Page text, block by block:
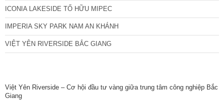
ICONIA LAKESIDE TỐ HỮU MIPEC
IMPERIA SKY PARK NAM AN KHÁNH
VIỆT YÊN RIVERSIDE BẮC GIANG
Việt Yên Riverside – Cơ hội đầu tư vàng giữa trung tâm công nghiệp Bắc
Giang